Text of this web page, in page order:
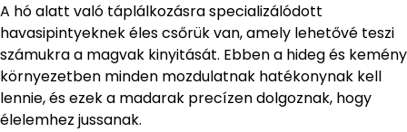
A hó alatt való táplálkozásra specializálódott
havasipintyeknek éles csőrük van, amely lehetővé teszi
számukra a magvak kinyitását. Ebben a hideg és kemény
környezetben minden mozdulatnak hatékonynak kell
lennie, és ezek a madarak precízen dolgoznak, hogy
élelemhez jussanak.